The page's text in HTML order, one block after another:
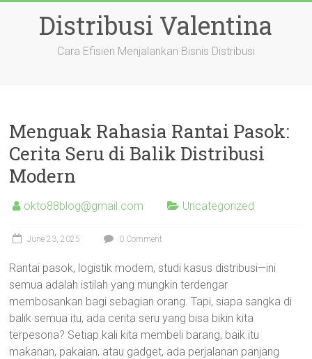
Distribusi Valentina
Cara Efisien Menjalankan Bisnis Distribusi
Menguak Rahasia Rantai Pasok:
Cerita Seru di Balik Distribusi
Modern
okto88blog@gmail.com Uncategorized
June 23, 2025 0 Comment
Rantai pasok, logistik modern, studi kasus distribusi—ini
semua adalah istilah yang mungkin terdengar
membosankan bagi sebagian orang. Tapi, siapa sangka di
balik semua itu, ada cerita seru yang bisa bikin kita
terpesona? Setiap kali kita membeli barang, baik itu
makanan, pakaian, atau gadget, ada perjalanan panjang